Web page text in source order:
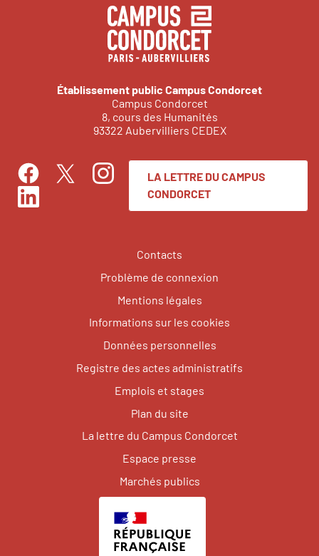
Établissement public Campus Condorcet
Campus Condorcet
8, cours des Humanités
93322 Aubervilliers CEDEX
FacebookTwitterInstagram
LinkedIn
LA LETTRE DU CAMPUS
CONDORCET
Contacts
Problème de connexion
Mentions légales
Informations sur les cookies
Données personnelles
Registre des actes administratifs
Emplois et stages
Plan du site
La lettre du Campus Condorcet
Espace presse
Marchés publics